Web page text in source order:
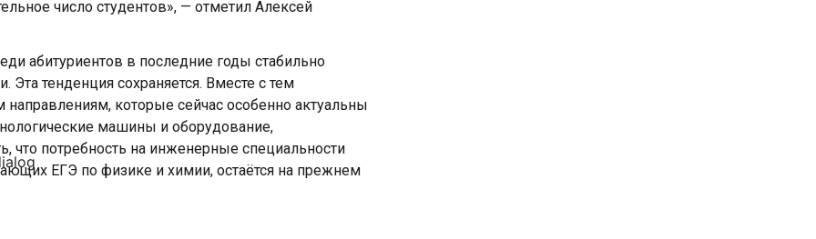
число студентов», — отметил Алексей
абитуриентов в последние годы стабильно
тенденция сохраняется. Вместе с тем
которые сейчас особенно актуальны
машины и оборудование,
что потребность на инженерные специальности
ЕГЭ по физике и химии, остаётся на прежнем